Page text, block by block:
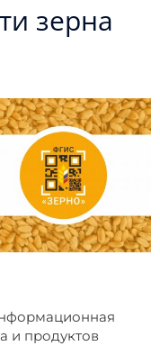
зерна
и продуктов